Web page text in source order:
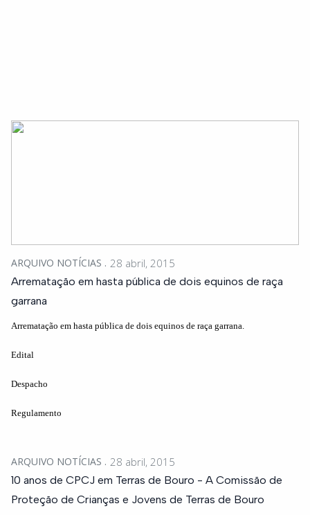
ARQUIVO NOTÍCIAS 28 abril, 2015
Arrematação em hasta pública de dois equinos de raça
garrana
Arrematação em hasta pública de dois equinos de raça garrana.
Edital
Despacho
Regulamento
ARQUIVO NOTÍCIAS 28 abril, 2015
10 anos de CPCJ em Terras de Bouro - A Comissão de
Proteção de Crianças e Jovens de Terras de Bouro